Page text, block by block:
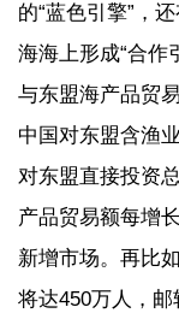
的“蓝色引擎”，
海海上形成“合作
与东盟海产品贸
中国对东盟含渔
对东盟直接投资
产品贸易额每增
新增市场。再比
将达450万人，